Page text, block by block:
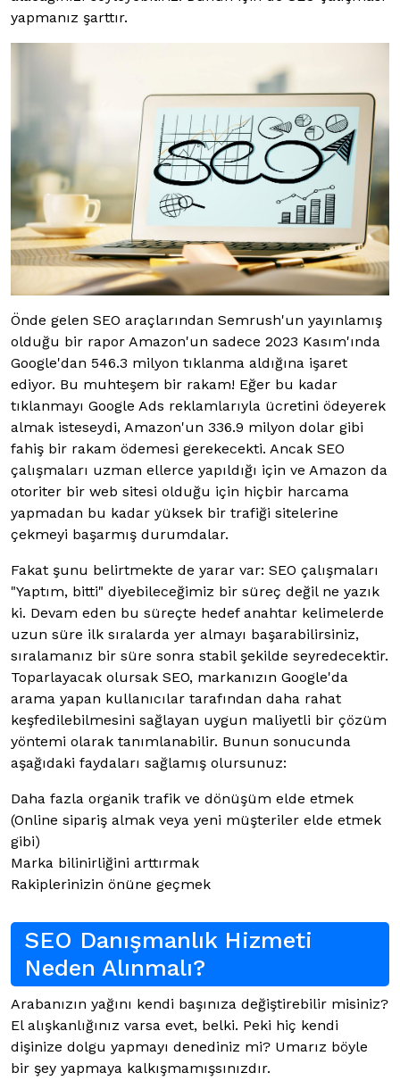
yapmanız şarttır.
Önde gelen SEO araçlarından Semrush'un yayınlamış
olduğu bir rapor Amazon'un sadece 2023 Kasım'ında
Google'dan 546.3 milyon tıklanma aldığına işaret
ediyor. Bu muhteşem bir rakam! Eğer bu kadar
tıklanmayı Google Ads reklamlarıyla ücretini ödeyerek
almak isteseydi, Amazon'un 336.9 milyon dolar gibi
fahiş bir rakam ödemesi gerekecekti. Ancak SEO
çalışmaları uzman ellerce yapıldığı için ve Amazon da
otoriter bir web sitesi olduğu için hiçbir harcama
yapmadan bu kadar yüksek bir trafiği sitelerine
çekmeyi başarmış durumdalar.
Fakat şunu belirtmekte de yarar var: SEO çalışmaları
"Yaptım, bitti" diyebileceğimiz bir süreç değil ne yazık
ki. Devam eden bu süreçte hedef anahtar kelimelerde
uzun süre ilk sıralarda yer almayı başarabilirsiniz,
sıralamanız bir süre sonra stabil şekilde seyredecektir.
Toparlayacak olursak SEO, markanızın Google'da
arama yapan kullanıcılar tarafından daha rahat
keşfedilebilmesini sağlayan uygun maliyetli bir çözüm
yöntemi olarak tanımlanabilir. Bunun sonucunda
aşağıdaki faydaları sağlamış olursunuz:
Daha fazla organik trafik ve dönüşüm elde etmek
(Online sipariş almak veya yeni müşteriler elde etmek
gibi)
Marka bilinirliğini arttırmak
Rakiplerinizin önüne geçmek
SEO Danışmanlık Hizmeti
Neden Alınmalı?
Arabanızın yağını kendi başınıza değiştirebilir misiniz?
El alışkanlığınız varsa evet, belki. Peki hiç kendi
dişinize dolgu yapmayı denediniz mi? Umarız böyle
bir şey yapmaya kalkışmamışsınızdır.